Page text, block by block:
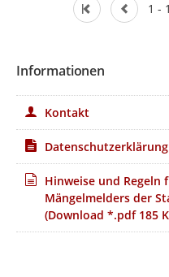
1 -
Informationen
Kontakt
Datenschutzerklärung
Hinweise und Regeln
Mängelmelders der
(Download *.pdf 185